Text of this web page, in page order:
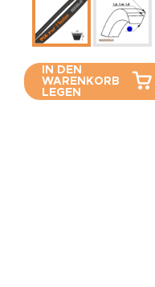
IN DEN
WARENKORB
LEGEN